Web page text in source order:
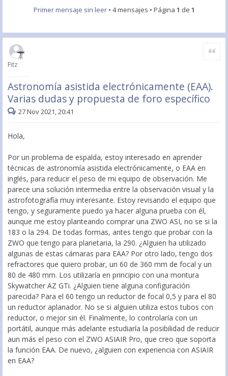
Primer mensaje sin leer• 4 mensajes • Página 1 de 1
Fitz
Astronomía asistida electrónicamente (EAA).
Varias dudas y propuesta de foro específico
Citar
27 Nov 2021, 20:41
Hola,
Por un problema de espalda, estoy interesado en aprender
técnicas de astronomía asistida electrónicamente, o EAA en
inglés, para reducir el peso de mi equipo de observación. Me
parece una solución intermedia entre la observación visual y la
astrofotografía muy interesante. Estoy revisando el equipo que
tengo, y seguramente puedo ya hacer alguna prueba con él,
aunque me estoy planteando comprar una ZWO ASI, no se si la
183 o la 294. De todas formas, antes tengo que probar con la
ZWO que tengo para planetaria, la 290. ¿Alguien ha utilizado
algunas de estas cámaras para EAA? Por otro lado, tengo dos
refractores que quiero probar, un 60 de 360 mm de focal y un
80 de 480 mm. Los utilizaría en principio con una montura
Skywatcher AZ GTi. ¿Alguien tiene alguna configuración
parecida? Para el 60 tengo un reductor de focal 0,5 y para el 80
un reductor aplanador. No se si alguien utiliza estos tubos con
reductor, o mejor sin él. Finalmente, lo controlaría con un
portátil, aunque más adelante estudiaría la posibilidad de reducir
aun más el peso con el ZWO ASIAIR Pro, que creo que soporta
la función EAA. De nuevo, ¿alguien con experiencia con ASIAIR
en EAA?